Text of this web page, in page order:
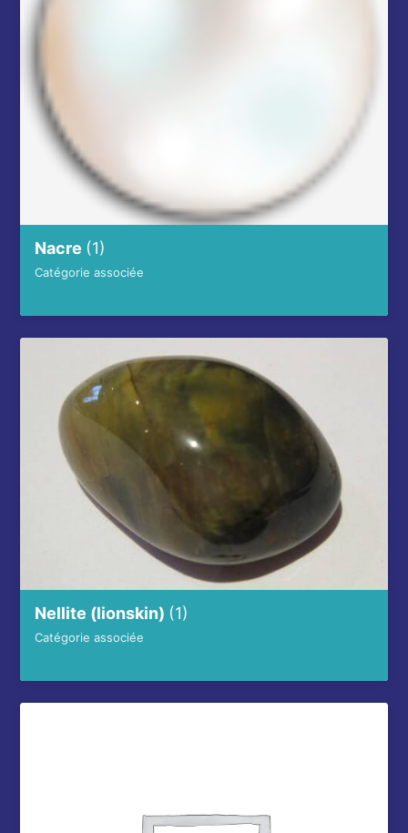
Nacre (1)
Catégorie associée
Nellite (lionskin) (1)
Catégorie associée